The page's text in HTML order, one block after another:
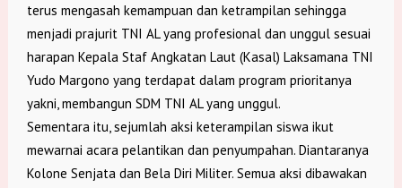
terus mengasah kemampuan dan ketrampilan sehingga
menjadi prajurit TNI AL yang profesional dan unggul sesuai
harapan Kepala Staf Angkatan Laut (Kasal) Laksamana TNI
Yudo Margono yang terdapat dalam program prioritanya
yakni, membangun SDM TNI AL yang unggul.
Sementara itu, sejumlah aksi keterampilan siswa ikut
mewarnai acara pelantikan dan penyumpahan. Diantaranya
Kolone Senjata dan Bela Diri Militer. Semua aksi dibawakan